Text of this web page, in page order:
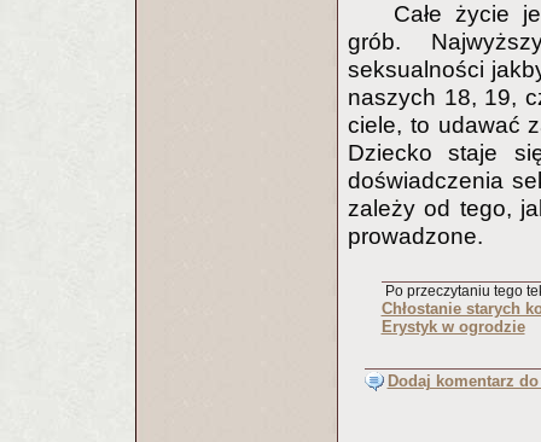
Całe życie
grób.
seksualności
naszych 18, 19,
ciele, to udawać
Dziecko staje
doświadczenia
zależy od tego,
prowadzone.
Po przeczytaniu tego
Chłostanie starych
Erystyk w ogrodzie
Dodaj komentarz